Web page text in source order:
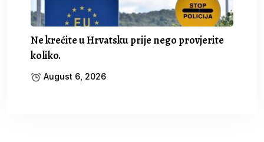
Ne krećite u Hrvatsku prije nego provjerite
koliko.
August 6, 2026